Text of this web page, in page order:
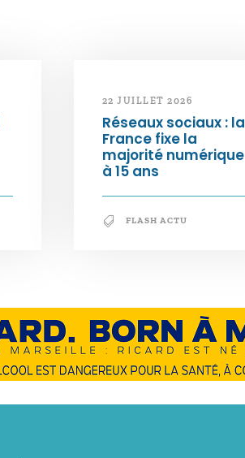
22 JUILLET 2026
Réseaux sociaux : la
France fixe la
majorité numérique
à 15 ans
FLASH ACTU